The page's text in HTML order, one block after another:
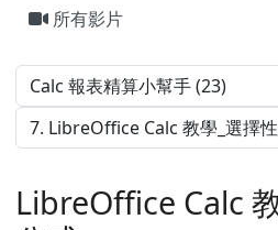
所有影片
LibreOffice Calc